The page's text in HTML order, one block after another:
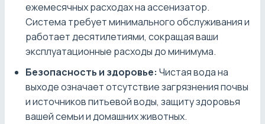
ежемесячных расходах на ассенизатор.
Система требует минимального обслуживания и
работает десятилетиями, сокращая ваши
эксплуатационные расходы до минимума.
Безопасность и здоровье: Чистая вода на
выходе означает отсутствие загрязнения почвы
и источников питьевой воды, защиту здоровья
вашей семьи и домашних животных.